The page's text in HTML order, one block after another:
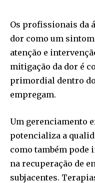
Os profissionais da
dor como um
atenção e
mitigação da dor é
primordial dentro
empregam.
Um gerenciamento
potencializa a
como também pode
na recuperação de
subjacentes.